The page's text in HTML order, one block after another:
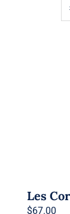
Les
$67.00